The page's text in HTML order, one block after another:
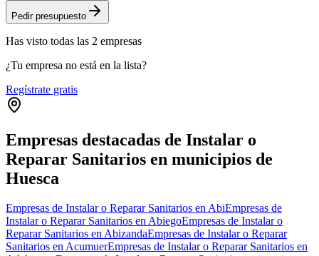
Pedir presupuesto
Has visto todas las 2 empresas
¿Tu empresa no está en la lista?
Regístrate gratis
Empresas destacadas de Instalar o
Reparar Sanitarios en municipios de
Huesca
Empresas de Instalar o Reparar Sanitarios en AbiEmpresas de
Instalar o Reparar Sanitarios en AbiegoEmpresas de Instalar o
Reparar Sanitarios en AbizandaEmpresas de Instalar o Reparar
Sanitarios en AcumuerEmpresas de Instalar o Reparar Sanitarios en